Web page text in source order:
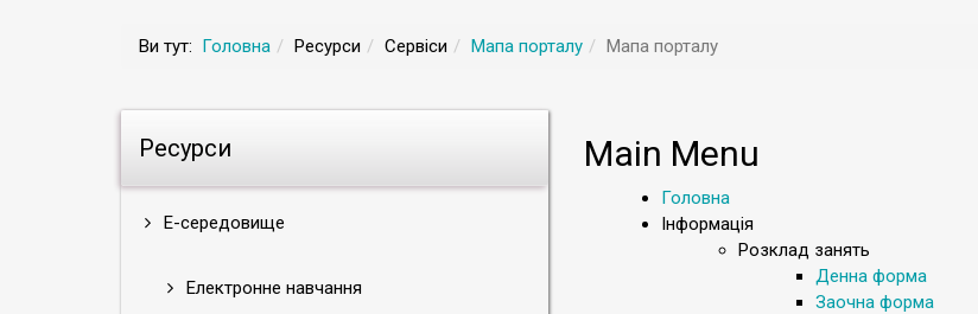
Ви тут: Головна Ресурси Сервіси Мапа порталу Мапа порталу
Ресурси
Е-середовище
Електронне навчання
Main Menu
Головна
Інформація
Розклад занять
Денна форма
Заочна форма